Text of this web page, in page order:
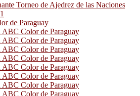
Torneo de Ajedrez de las Naciones
de Paraguay
ABC Color de Paraguay
ABC Color de Paraguay
ABC Color de Paraguay
ABC Color de Paraguay
ABC Color de Paraguay
ABC Color de Paraguay
ABC Color de Paraguay
ABC Color de Paraguay